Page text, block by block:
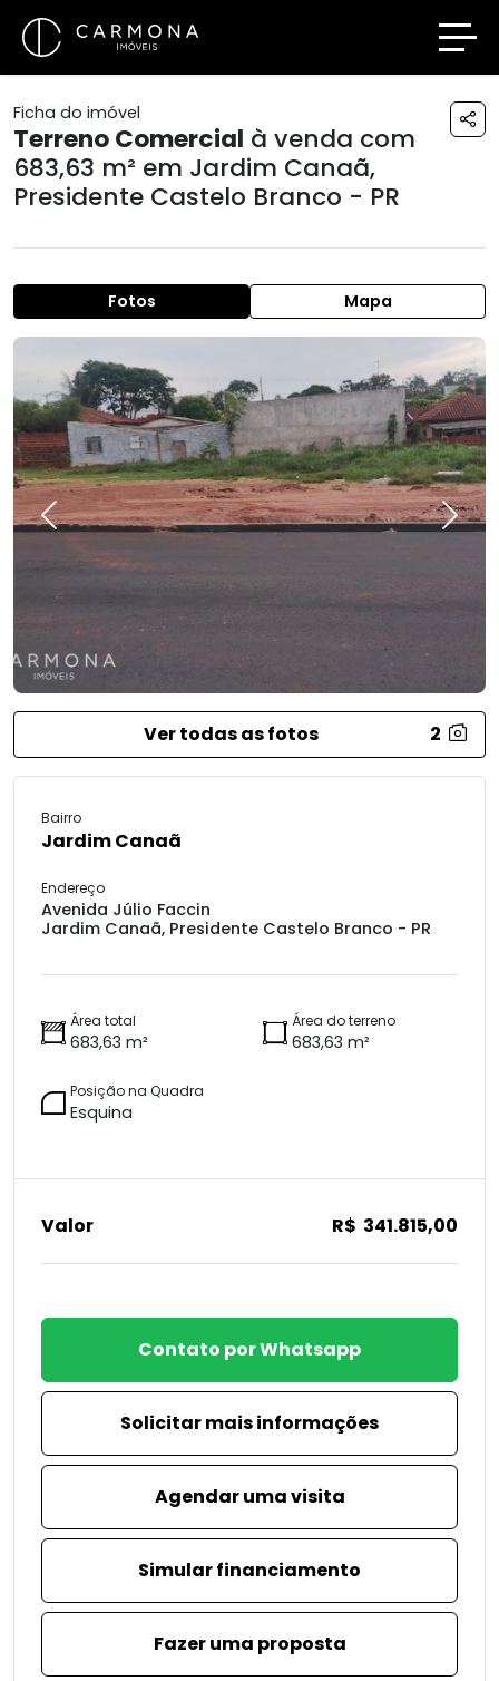
Ficha do imóvel
Terreno Comercial à venda com
683,63 m² em Jardim Canaã,
Presidente Castelo Branco - PR
Fotos Mapa
Previous Next
Ver todas as fotos 2
Bairro
Jardim Canaã
Endereço
Avenida Júlio Faccin
Jardim Canaã, Presidente Castelo Branco - PR
Área total
683,63 m²
Área do terreno
683,63 m²
Posição na Quadra
Esquina
Valor R$ 341.815,00
Contato por Whatsapp
Solicitar mais informações
Agendar uma visita
Simular financiamento
Fazer uma proposta